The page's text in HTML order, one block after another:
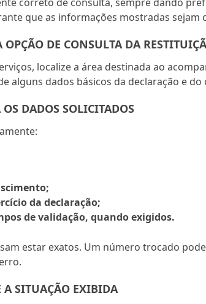
que as informações mostradas sejam
OPÇÃO DE CONSULTA DA
localize a área destinada ao
alguns dados básicos da declaração e
DADOS SOLICITADOS
da declaração;
de validação, quando exigidos.
estar exatos. Um número trocado
A SITUAÇÃO EXIBIDA